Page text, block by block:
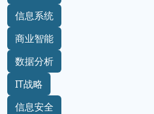
信息系统
商业智能
数据分析
IT战略
信息安全